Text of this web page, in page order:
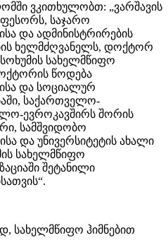
ვკითხულობთ: „ვარშავის
საჯარო
და ადმინისტრირების
ხელმძღვანელს, დოქტორ
სახელმწიფო
წოდება
და სოციალურ
საქართველო-
ევროკავშირს შორის
სამშვიდობო
და უნივერსიტეტის ახალი
სახელმწიფო
შეტანილი
სახელმწიფო ჰიმნებით